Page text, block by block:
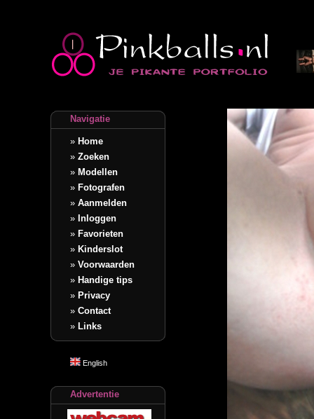
Navigatie
» Home
» Zoeken
» Modellen
» Fotografen
» Aanmelden
» Inloggen
» Favorieten
» Kinderslot
» Voorwaarden
» Handige tips
» Privacy
» Contact
» Links
English
Advertentie